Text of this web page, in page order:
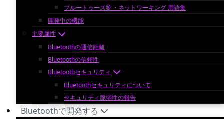
ブルートゥース® ・ネットワーキング 用語集
開発中の機能
主要属性
Bluetoothの通信距離
Bluetoothの信頼性
Bluetoothセキュリティ
Bluetoothセキュリティについて
セキュリティ脆弱性の報告
Bluetoothで開発する